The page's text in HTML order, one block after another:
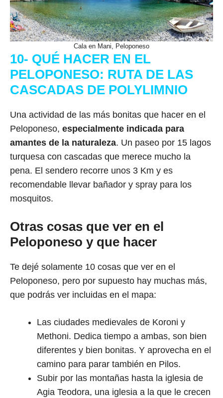
Cala en Mani, Peloponeso
10- QUÉ HACER EN EL
PELOPONESO: RUTA DE LAS
CASCADAS DE POLYLIMNIO
Una actividad de las más bonitas que hacer en el
Peloponeso, especialmente indicada para
amantes de la naturaleza. Un paseo por 15 lagos
turquesa con cascadas que merece mucho la
pena. El sendero recorre unos 3 Km y es
recomendable llevar bañador y spray para los
mosquitos.
Otras cosas que ver en el
Peloponeso y que hacer
Te dejé solamente 10 cosas que ver en el
Peloponeso, pero por supuesto hay muchas más,
que podrás ver incluidas en el mapa:
Las ciudades medievales de Koroni y
Methoni. Dedica tiempo a ambas, son bien
diferentes y bien bonitas. Y aprovecha en el
camino para parar también en Pilos.
Subir por las montañas hasta la iglesia de
Agia Teodora, una iglesia a la que le crecen